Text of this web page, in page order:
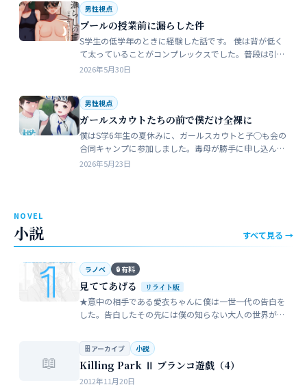
男性視点
プールの授業前に漏らした件
S学生の低学年のときに経験した話です。 僕は背が低く
て太っていることがコンプレックスでした。普段は引っ
込み思案で大人しい性格をしています。 ただ何でもよく
2026年5月30日
男性視点
ガールスカウトたちの前で僕だけ全裸に
僕はS学6年生の夏休みに、ガールスカウトと子◯も会の
合同キャンプに参加しました。毒母が勝手に申し込んだ
強制的なイベントでした。まったく乗り気がしません。
2026年5月23日
NOVEL
小説 すべて見る →
ラノベ 🔒 有料
見ててあげる リライト版
★意中の相手である愛衣ちゃんに僕は一世一代の告白を
した。告白したその先には僕の知らない大人の世界が待
る常識。。。…
📖
🗄 アーカイブ 小説
Killing Park Ⅱ ブランコ遊戯（4）
2012年11月20日